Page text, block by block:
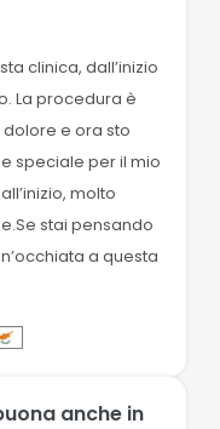
clinica, dall’inizio
La procedura è
e ora sto
speciale per il mio
molto
stai pensando
a questa
anche in